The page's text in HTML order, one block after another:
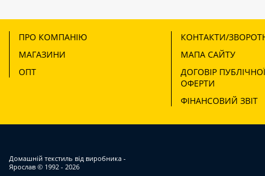
ПРО КОМПАНІЮ
МАГАЗИНИ
ОПТ
КОНТАКТИ/
МАПА САЙТУ
ДОГОВІР ПУБЛІЧНОЇ
ОФЕРТИ
ФІНАНСОВИЙ ЗВІТ
Домашній текстиль від виробника -
Ярослав © 1992 - 2026